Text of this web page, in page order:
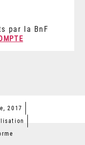
par la BnF
2017